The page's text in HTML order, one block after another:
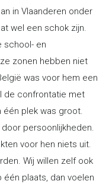
in Vlaanderen onder
wel een schok zijn.
school- en
zonen hebben niet
was voor hem een
de confrontatie met
plek was groot.
persoonlijkheden.
voor hen niets uit.
Wij willen zelf ook
plaats, dan voelen